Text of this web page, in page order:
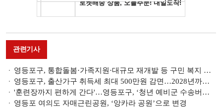
관련기사
영등포구, 통합돌봄·가족지원·대규모 재개발 등 구민 복지 강화
영등포구, 출산가구 취득세 최대 500만원 감면…2028년까지 기간 연장
'훈련장까지 편하게 간다'…영등포구, ‘청년 예비군 수송버스’ 운영
영등포 여의도 자매근린공원, ‘앙카라 공원’으로 변경